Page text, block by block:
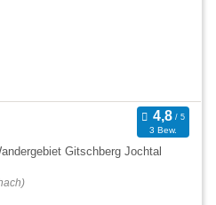
3 Bew.
Gitschberg Jochtal